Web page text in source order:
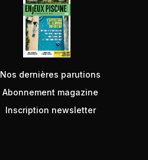
Nos dernières parutions
Abonnement magazine
Inscription newsletter